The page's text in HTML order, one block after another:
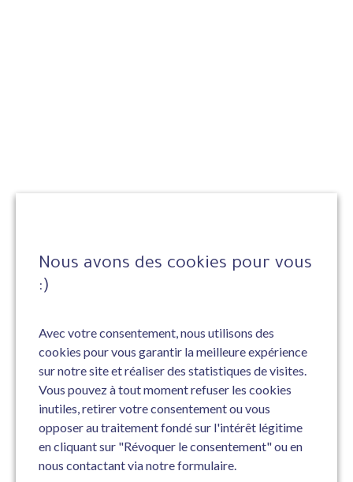
Nous avons des cookies pour vous
:)
Avec votre consentement, nous utilisons des
cookies pour vous garantir la meilleure expérience
sur notre site et réaliser des statistiques de visites.
Vous pouvez à tout moment refuser les cookies
inutiles, retirer votre consentement ou vous
opposer au traitement fondé sur l'intérêt légitime
en cliquant sur "Révoquer le consentement" ou en
nous contactant via notre formulaire.